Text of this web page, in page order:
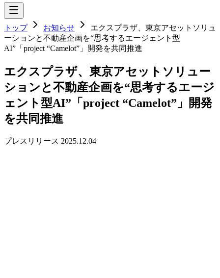
トップ お知らせ
エクスプラザ、東京アセットソリュ
ーションと不動産企画を“思考するエージェント型
AI”「project “Camelot”」開発を共同推進
エクスプラザ、東京アセットソリュー
ションと不動産企画を“思考するエージ
ェント型AI”「project “Camelot”」開発
を共同推進
プレスリリース 2025.12.04